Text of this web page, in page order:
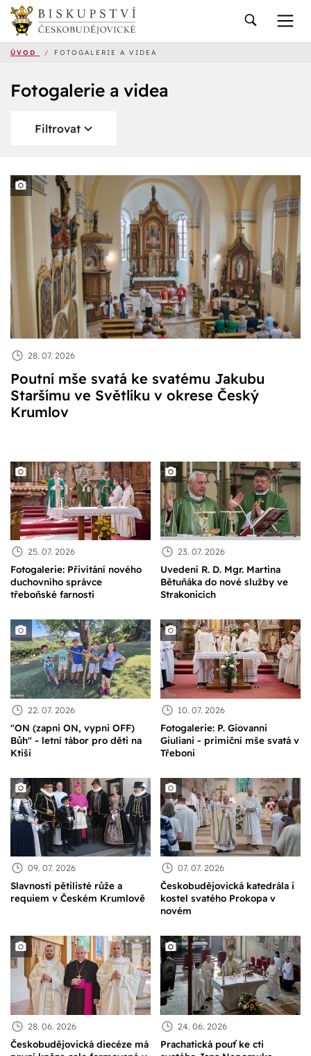
ÚVOD / FOTOGALERIE A VIDEA
Fotogalerie a videa
Filtrovat
28. 07. 2026
Poutní mše svatá ke svatému Jakubu
Staršímu ve Světlíku v okrese Český
Krumlov
25. 07. 2026
Fotogalerie: Přivítání nového
duchovního správce
třeboňské farnosti
23. 07. 2026
Uvedení R. D. Mgr. Martina
Bětuňáka do nové služby ve
Strakonicích
22. 07. 2026
"ON (zapni ON, vypni OFF)
Bůh" - letní tábor pro děti na
Ktiši
10. 07. 2026
Fotogalerie: P. Giovanni
Giuliani - primiční mše svatá v
Třeboni
09. 07. 2026
Slavnosti pětilisté růže a
requiem v Českém Krumlově
07. 07. 2026
Českobudějovická katedrála i
kostel svatého Prokopa v
novém
28. 06. 2026
Českobudějovická diecéze má
24. 06. 2026
Prachatická pouť ke cti